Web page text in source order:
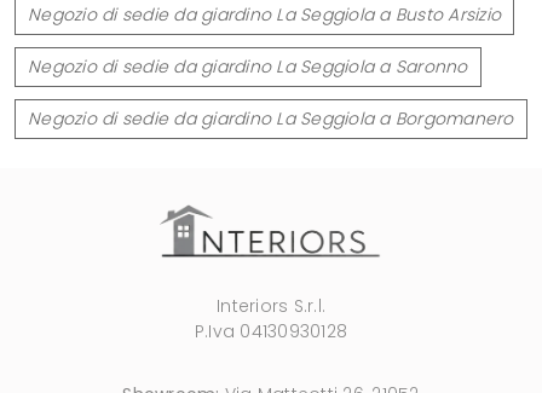
Negozio di sedie da giardino La Seggiola a Busto Arsizio
Negozio di sedie da giardino La Seggiola a Saronno
Negozio di sedie da giardino La Seggiola a Borgomanero
Interiors S.r.l.
P.Iva 04130930128